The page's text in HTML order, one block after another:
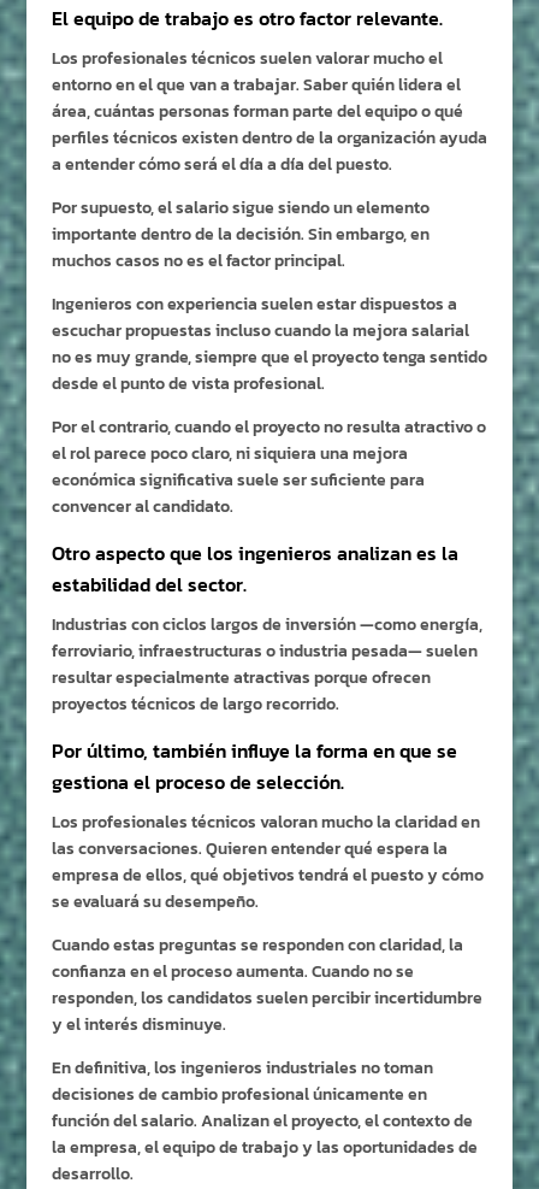
El equipo de trabajo es otro factor relevante.
Los profesionales técnicos suelen valorar mucho el
entorno en el que van a trabajar. Saber quién lidera el
área, cuántas personas forman parte del equipo o qué
perfiles técnicos existen dentro de la organización ayuda
a entender cómo será el día a día del puesto.
Por supuesto, el salario sigue siendo un elemento
importante dentro de la decisión. Sin embargo, en
muchos casos no es el factor principal.
Ingenieros con experiencia suelen estar dispuestos a
escuchar propuestas incluso cuando la mejora salarial
no es muy grande, siempre que el proyecto tenga sentido
desde el punto de vista profesional.
Por el contrario, cuando el proyecto no resulta atractivo o
el rol parece poco claro, ni siquiera una mejora
económica significativa suele ser suficiente para
convencer al candidato.
Otro aspecto que los ingenieros analizan es la
estabilidad del sector.
Industrias con ciclos largos de inversión —como energía,
ferroviario, infraestructuras o industria pesada— suelen
resultar especialmente atractivas porque ofrecen
proyectos técnicos de largo recorrido.
Por último, también influye la forma en que se
gestiona el proceso de selección.
Los profesionales técnicos valoran mucho la claridad en
las conversaciones. Quieren entender qué espera la
empresa de ellos, qué objetivos tendrá el puesto y cómo
se evaluará su desempeño.
Cuando estas preguntas se responden con claridad, la
confianza en el proceso aumenta. Cuando no se
responden, los candidatos suelen percibir incertidumbre
y el interés disminuye.
En definitiva, los ingenieros industriales no toman
decisiones de cambio profesional únicamente en
función del salario. Analizan el proyecto, el contexto de
la empresa, el equipo de trabajo y las oportunidades de
desarrollo.